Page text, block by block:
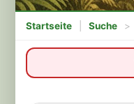
Startseite Suche >